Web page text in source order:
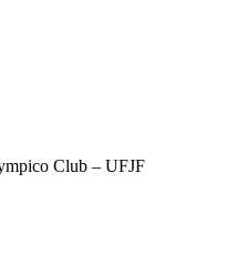
Club – UFJF